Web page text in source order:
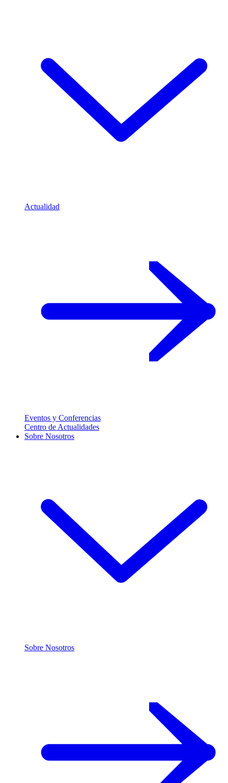
Actualidad
Eventos y Conferencias
Centro de Actualidades
Sobre Nosotros
Sobre Nosotros